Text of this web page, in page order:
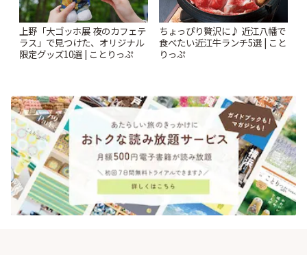
上野「大ゴッホ展 夜のカフェテ
ラス」で見つけた、オリジナル
限定グッズ10選 | ことりっぷ
ちょっぴり贅沢に♪ 近江八幡で
食べたい近江牛ランチ5選 | こと
りっぷ